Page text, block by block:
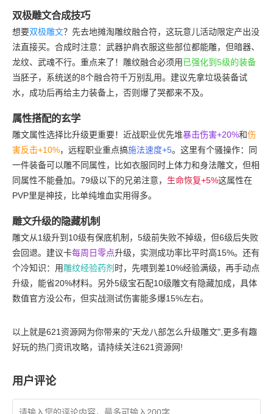
双极雕文合成技巧
想要双极雕文？先去地摊淘雕纹融合符，这玩意儿活动限定产出没
法直接买。合成时注意：武器护肩衣服这些部位都能雕，但暗器、
龙纹、武魂不行。重点来了！雕纹融合必须用已强化到5级的装备
当胚子，系统送的8个融合符千万别乱用。建议先拿垃圾装备试
水，成功后再给主力装备上，否则爆了哭都来不及。
属性搭配的玄学
雕文属性选择比升级更重要！近战职业优先堆暴击伤害+20%和伤
害反击+10%，远程职业重点搞施法速度+5。这里有个骚操作：同
一件装备可以雕不同属性，比如衣服同时上体力和身法雕文，但相
同属性不能叠加。79级以下的兄弟注意， 生命恢复+5%这属性在
PVP里是神技，比单纯堆血实用得多。
雕文升级的隐藏机制
雕文从1级升到10级有保底机制，5级前失败不掉级，但6级后失败
会回退。建议卡每周日零点升级，实测成功率比平时高15%。还有
个冷知识：用雕纹经验药剂 时，先喂到差10%经验满级，再手动点
升级，能省20%材料。另外5级宝石配10级雕文有隐藏加成，具体
数值官方没公布，但实战测试伤害能多爆15%左右。
以上就是621资源网为你带来的"天龙八部怎么升级雕文",更多有趣
好玩的热门资讯攻略，请持续关注621资源网!
用户评论